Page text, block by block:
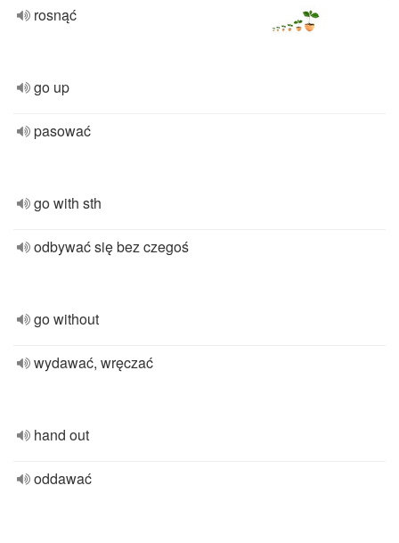
rosnąć
go up
pasować
go with sth
odbywać się bez czegoś
go without
wydawać, wręczać
hand out
oddawać